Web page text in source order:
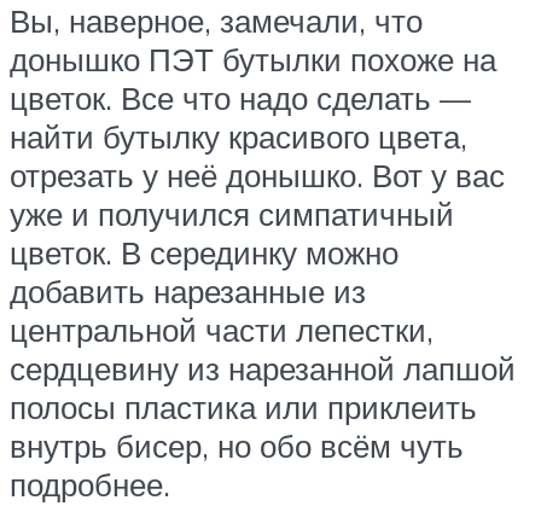
Вы, наверное, замечали, что
донышко ПЭТ бутылки похоже на
цветок. Все что надо сделать —
найти бутылку красивого цвета,
отрезать у неё донышко. Вот у вас
уже и получился симпатичный
цветок. В серединку можно
добавить нарезанные из
центральной части лепестки,
сердцевину из нарезанной лапшой
полосы пластика или приклеить
внутрь бисер, но обо всём чуть
подробнее.